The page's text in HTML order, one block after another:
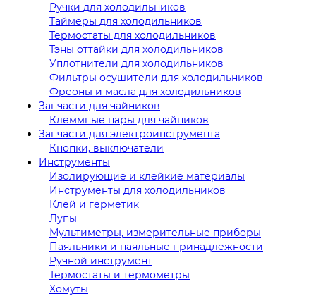
Ручки для холодильников
Таймеры для холодильников
Термостаты для холодильников
Тэны оттайки для холодильников
Уплотнители для холодильников
Фильтры осушители для холодильников
Фреоны и масла для холодильников
Запчасти для чайников
Клеммные пары для чайников
Запчасти для электроинструмента
Кнопки, выключатели
Инструменты
Изолирующие и клейкие материалы
Инструменты для холодильников
Клей и герметик
Лупы
Мультиметры, измерительные приборы
Паяльники и паяльные принадлежности
Ручной инструмент
Термостаты и термометры
Хомуты